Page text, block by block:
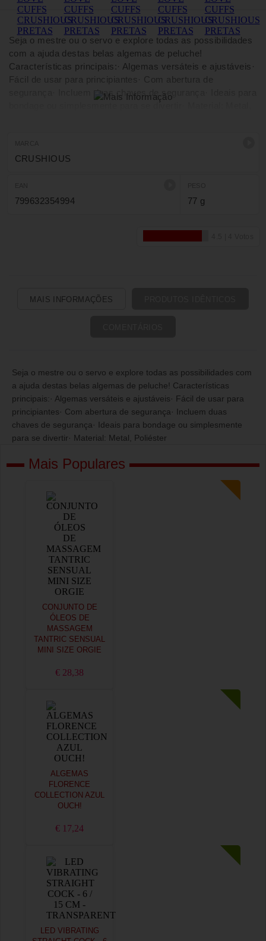
Seja o mestre ou o servo e explore todas as possibilidades
com a ajuda destas belas algemas de peluche!
Características principais:· Algemas versáteis e ajustáveis·
Fácil de usar para principiantes· Com abertura de
segurança· Incluem duas chaves de segurança· Ideais para
bondage ou simplesmente para se divertir· Material: Metal,
CRUSHIOUS
799632354994 77 g
MAIS INFORMAÇÕES
Seja o mestre ou o servo e explore todas as possibilidades com
a ajuda destas belas algemas de peluche! Características
principais:· Algemas versáteis e ajustáveis· Fácil de usar para
principiantes· Com abertura de segurança· Incluem duas
chaves de segurança· Ideais para bondage ou simplesmente
para se divertir· Material: Metal, Poliéster
Mais Populares
CONJUNTO DE
ÓLEOS DE
MASSAGEM
TANTRIC SENSUAL
MINI SIZE ORGIE
€ 28,38
ALGEMAS
FLORENCE
COLLECTION AZUL
OUCH!
€ 17,24
LED VIBRATING